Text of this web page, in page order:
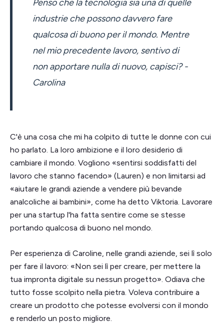
Penso che la tecnologia sia una di quelle
industrie che possono davvero fare
qualcosa di buono per il mondo. Mentre
nel mio precedente lavoro, sentivo di
non apportare nulla di nuovo, capisci? -
Carolina
C'è una cosa che mi ha colpito di tutte le donne con cui
ho parlato. La loro ambizione e il loro desiderio di
cambiare il mondo. Vogliono «sentirsi soddisfatti del
lavoro che stanno facendo» (Lauren) e non limitarsi ad
«aiutare le grandi aziende a vendere più bevande
analcoliche ai bambini», come ha detto Viktoria. Lavorare
per una startup l'ha fatta sentire come se stesse
portando qualcosa di buono nel mondo.
Per esperienza di Caroline, nelle grandi aziende, sei lì solo
per fare il lavoro: «Non sei lì per creare, per mettere la
tua impronta digitale su nessun progetto». Odiava che
tutto fosse scolpito nella pietra. Voleva contribuire a
creare un prodotto che potesse evolversi con il mondo
e renderlo un posto migliore.